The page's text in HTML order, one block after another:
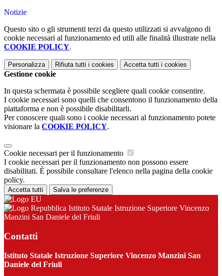
Notizie
Questo sito o gli strumenti terzi da questo utilizzati si avvalgono di
cookie necessari al funzionamento ed utili alle finalità illustrate nella
COOKIE POLICY.
Personalizza Rifiuta tutti i cookies Accetta tutti i cookies
Gestione cookie
In questa schermata è possibile scegliere quali cookie consentire.
I cookie necessari sono quelli che consentono il funzionamento della
piattaforma e non è possibile disabilitarli.
Per conoscere quali sono i cookie necessari al funzionamento potete
visionare la COOKIE POLICY.
Cookie necessari per il funzionamento
I cookie necessari per il funzionamento non possono essere
disabilitati. È possibile consultare l'elenco nella pagina della cookie
policy.
Accetta tutti Salva le preferenze
Istituto Statale Istruzione Superiore Vincenzo
Manzini San Daniele del Friuli
Contatti
Istituto Statale Istruzione Superiore Vincenzo Manzini San
Daniele del Friuli